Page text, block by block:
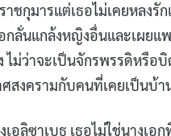
กุมารแต่เธอไม่เคยหลงรั
กลั่นแกล้งหญิงอื่นและเผย
ม่ว่าจะเป็นจักรพรรดิหรือ
งครามกับคนที่เคยเป็นบ้า
ซาเบธ เธอไม่ใช่นางเอ